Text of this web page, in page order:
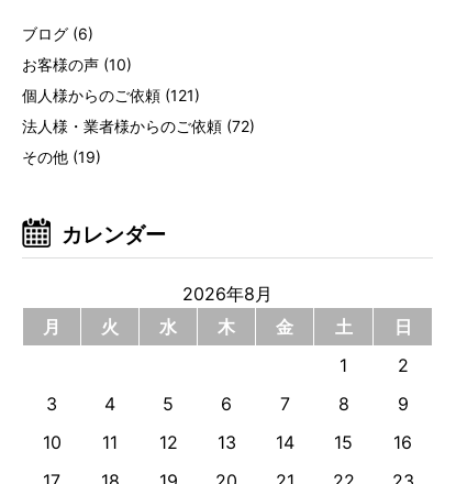
ブログ (6)
お客様の声 (10)
個人様からのご依頼 (121)
法人様・業者様からのご依頼 (72)
その他 (19)
カレンダー
2026年8月
月
火 水 木 金 土
日
1
2
3
4 5 6 7 8
9
10
11 12 13 14 15
16